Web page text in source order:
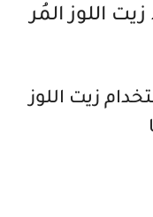
اللوز المُر
زيت اللوز